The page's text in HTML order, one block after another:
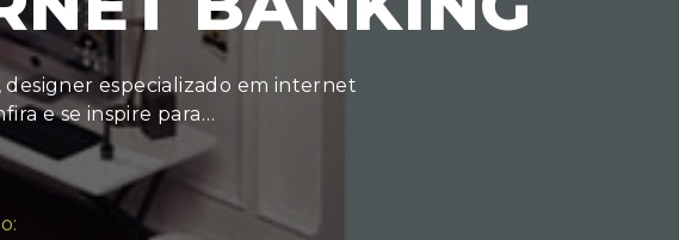
especializado em internet
e se inspire para…